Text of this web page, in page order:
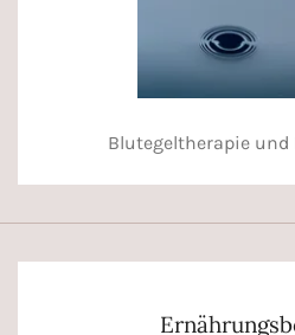
Blutegeltherapie